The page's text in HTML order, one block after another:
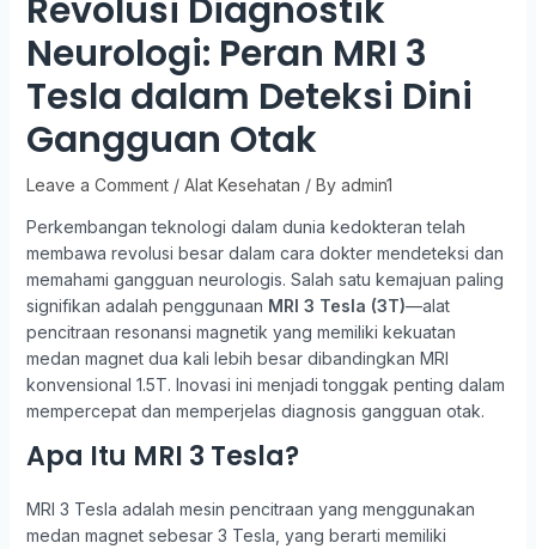
Revolusi Diagnostik
Neurologi: Peran MRI 3
Tesla dalam Deteksi Dini
Gangguan Otak
Leave a Comment / Alat Kesehatan / By admin1
Perkembangan teknologi dalam dunia kedokteran telah
membawa revolusi besar dalam cara dokter mendeteksi dan
memahami gangguan neurologis. Salah satu kemajuan paling
signifikan adalah penggunaan MRI 3 Tesla (3T)—alat
pencitraan resonansi magnetik yang memiliki kekuatan
medan magnet dua kali lebih besar dibandingkan MRI
konvensional 1.5T. Inovasi ini menjadi tonggak penting dalam
mempercepat dan memperjelas diagnosis gangguan otak.
Apa Itu MRI 3 Tesla?
MRI 3 Tesla adalah mesin pencitraan yang menggunakan
medan magnet sebesar 3 Tesla, yang berarti memiliki